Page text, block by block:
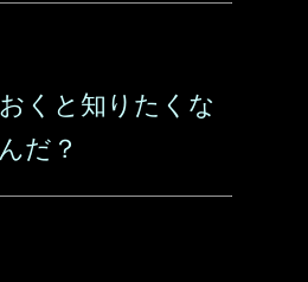
くと知りたくな
だ？